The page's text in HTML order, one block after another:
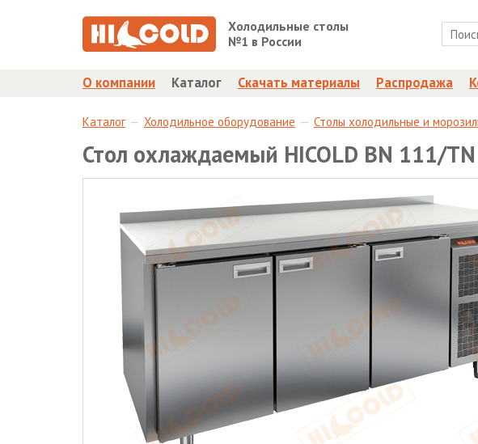
Холодильные столы
№1 в России
О компании Каталог Скачать материалы Распродажа
Каталог Холодильное оборудование Столы холодильные и
Стол охлаждаемый HICOLD BN 111/